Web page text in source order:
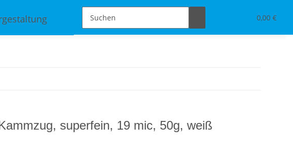
0,00 €
Schmuckdesign Tischdeko & Accessoires
superfein, 19 mic, 50g, weiß